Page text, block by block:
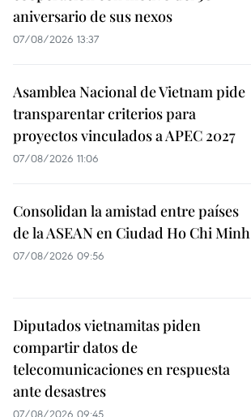
aniversario de sus nexos
07/08/2026 13:37
Asamblea Nacional de Vietnam pide
transparentar criterios para
proyectos vinculados a APEC 2027
07/08/2026 11:06
Consolidan la amistad entre países
de la ASEAN en Ciudad Ho Chi Minh
07/08/2026 09:56
Diputados vietnamitas piden
compartir datos de
telecomunicaciones en respuesta
ante desastres
07/08/2026 09:45